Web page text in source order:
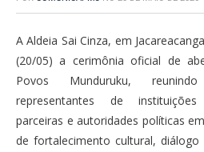
A Aldeia Sai Cinza, em
(20/05) a cerimônia oficial de
Povos Munduruku,
representantes de
parceiras e autoridades políticas
de fortalecimento cultural,